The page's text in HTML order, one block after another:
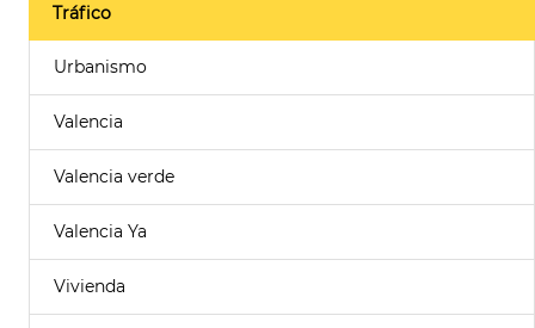
Tráfico
Urbanismo
Valencia
Valencia verde
Valencia Ya
Vivienda